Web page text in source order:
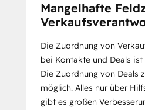
Mangelhafte
Die Zuordnung von
bei Kontakte und Deals ist
Die Zuordnung von Deals
möglich. Alles nur über
gibt es großen